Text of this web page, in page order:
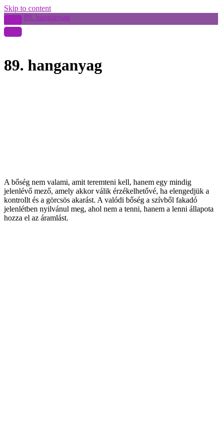
Skip to content
89. hanganyag
89. hanganyag
A bőség nem valami, amit teremteni kell, hanem egy mindig
jelenlévő mező, amely akkor válik érzékelhetővé, ha elengedjük a
kontrollt és a görcsös akarást. A valódi bőség a szívből fakadó
jelenlétben nyilvánul meg, ahol nem a tenni, hanem a lenni állapota
hozza el az áramlást.